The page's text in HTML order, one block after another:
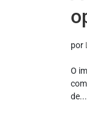
por
O
de...